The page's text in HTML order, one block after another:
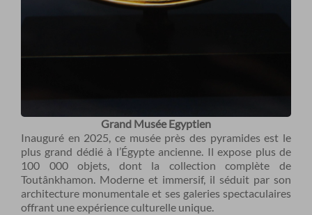
Grand Musée Egyptien
Inauguré en 2025, ce musée près des pyramides est le
plus grand dédié à l’Égypte ancienne. Il expose plus de
100 000 objets, dont la collection complète de
Toutânkhamon. Moderne et immersif, il séduit par son
architecture monumentale et ses galeries spectaculaires
offrant une expérience culturelle unique.